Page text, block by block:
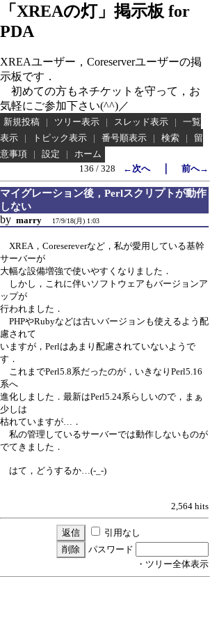
「XREAの灯」掲示板 for
PDA
XREAユーザー，Coreserverユーザーの掲
示板です．
初めての方もネチケットを守って，お
気軽にご参加下さい(^^)／
新規投稿 | ツリー表示 | スレッド表示 |
一覧
表示
| トピック表示 | 番号順表示 | 検索 |
留
意事項
| 設定 |
ホーム
136 / 328
←次へ｜ 前へ→
マイグレーション後，Perlスクリプトが動作
しない
by marry 17/9/18(月) 1:03
XREA，Coresereverなど，私が愛用している基幹
サーバーが
大幅な設備増強で使いやすくなりました．
しかし，これに伴いソフトウェアもバージョンア
ップが
行われました．
PHPやRubyなどは古いバージョンも使えるよう配
慮されて
いますが，Perlはあまり配慮されていないようで
す．
これまでPerl5.8系だったのが，いきなりPerl5.16
系へ
進化しました．最新はPerl5.24系らしいので，まぁ
少しは
枯れていますが…．
私の管理しているサーバーでは動作しないものが
でてきました．
はて，どうするか…(-_-)
2,564 hits
引用なし
パスワード
・ツリー全体表示